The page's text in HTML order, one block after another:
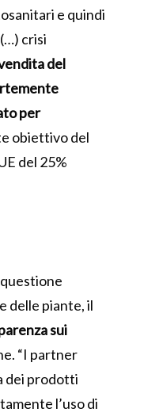
e quindi
crisi
del
per
obiettivo del
del 25%
delle piante, il
sui
“I partner
dei prodotti
l’uso di